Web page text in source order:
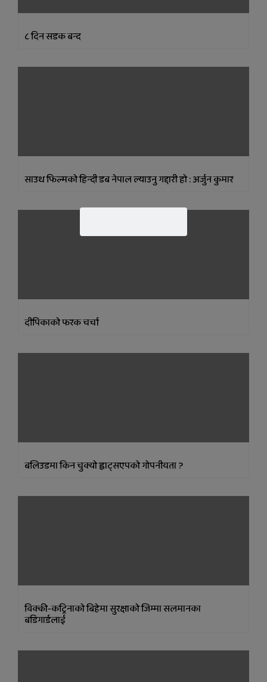
८ दिन सडक बन्द
साउथ फिल्मको हिन्दी डब नेपाल ल्याउनु गद्दारी हो : अर्जुन कुमार
दीपिकाको फरक चर्चा
बलिउडमा किन चुक्यो ह्वाट्सएपको गोपनीयता ?
विक्की-कट्रिनाको बिहेमा सुरक्षाको जिम्मा सलमानका
बडिगार्डलाई